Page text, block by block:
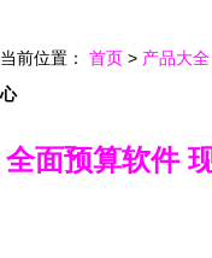
当前位置： 首页 > 产品大全
心
全面预算软件